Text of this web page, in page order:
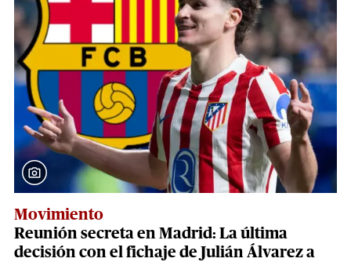
Movimiento
Reunión secreta en Madrid: La última
decisión con el fichaje de Julián Álvarez a